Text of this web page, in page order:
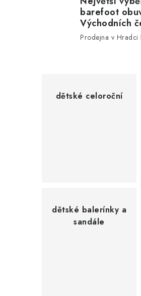
barefoot
Východních
Prodejna v Hradci
dětské celoroční
dětské balerínky a
sandále